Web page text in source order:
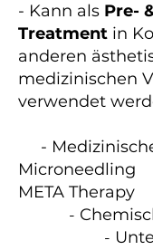
- Kann als Pre-
Treatment in
anderen
medizinischen
verwendet
-
Microneedling
META
-
-